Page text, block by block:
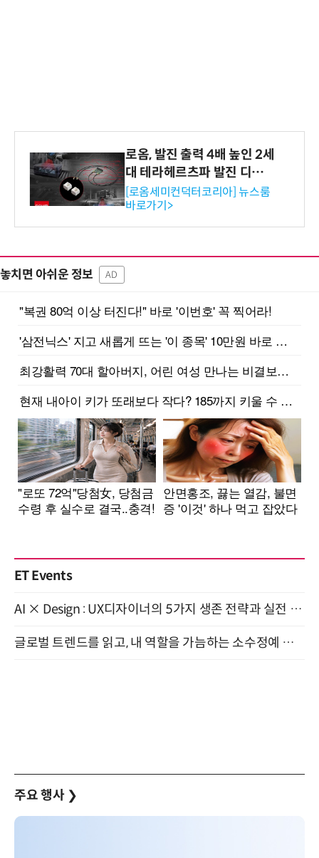
로옴, 발진 출력 4배 높인 2세
대 테라헤르츠파 발진 디바이
스 개발
[로옴세미컨덕터코리아] 뉴스룸
바로가기>
놓치면 아쉬운 정보 AD
ET Events
AI × Design : UX디자이너의 5가지 생존 전략과 실전 대응 8월 28일 개최
글로벌 트렌드를 읽고, 내 역할을 가늠하는 소수정예 실습 워크숍 (8/28)
주요 행사 ❯